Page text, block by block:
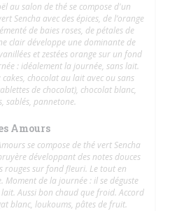
au salon de thé se compose d'un
Sencha avec des épices, de l’orange
de baies roses, de pétales de
clair développe une dominante de
et zestées orange sur un fond
: idéalement la journée, sans lait.
chocolat au lait avec ou sans
de chocolat), chocolat blanc,
sablés, pannetone.
Amours
se compose de thé vert Sencha
développant des notes douces
rouges sur fond fleuri. Le tout en
Moment de la journée : il se déguste
Aussi bon chaud que froid. Accord
blanc, loukoums, pâtes de fruit.